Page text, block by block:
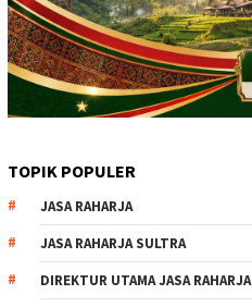
TOPIK POPULER
JASA RAHARJA
JASA RAHARJA SULTRA
DIREKTUR UTAMA JASA RAHARJA